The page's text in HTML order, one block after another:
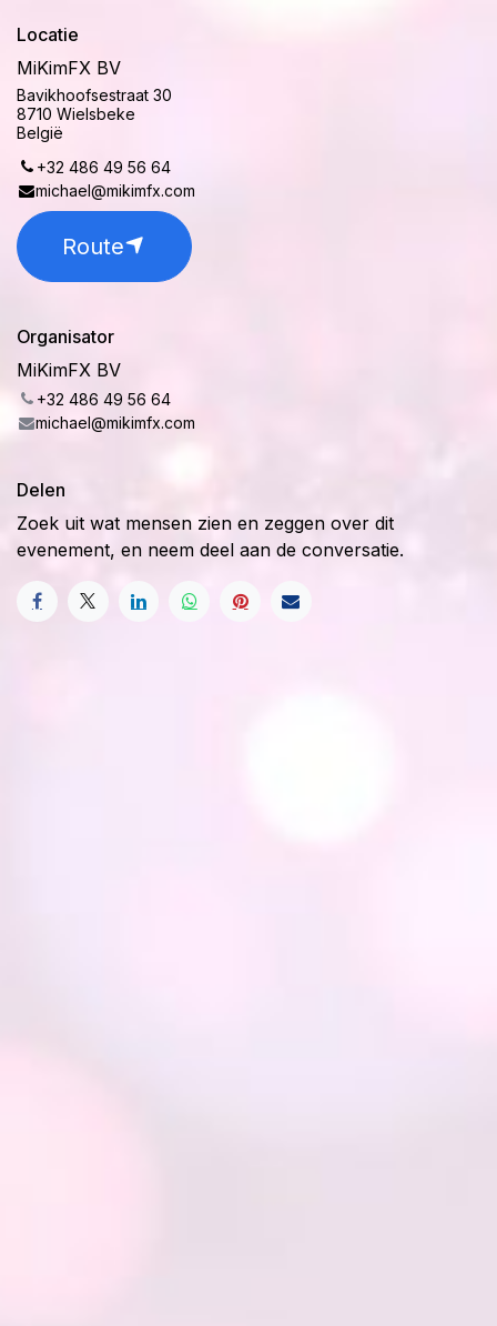
Locatie
MiKimFX BV
Bavikhoofsestraat 30
8710 Wielsbeke
België
+32 486 49 56 64
michael@mikimfx.com
Route
Organisator
MiKimFX BV
+32 486 49 56 64
michael@mikimfx.com
Delen
Zoek uit wat mensen zien en zeggen over dit
evenement, en neem deel aan de conversatie.